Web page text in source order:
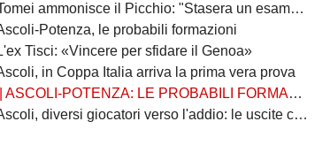
ammonisce il Picchio: "Stasera un esame difficile"
Potenza, le probabili formazioni
Tisci: «Vincere per sfidare il Genoa»
in Coppa Italia arriva la prima vera prova
POTENZA: LE PROBABILI FORMAZIONI
giocatori verso l'addio: le uscite che possono sbloccare il mercato